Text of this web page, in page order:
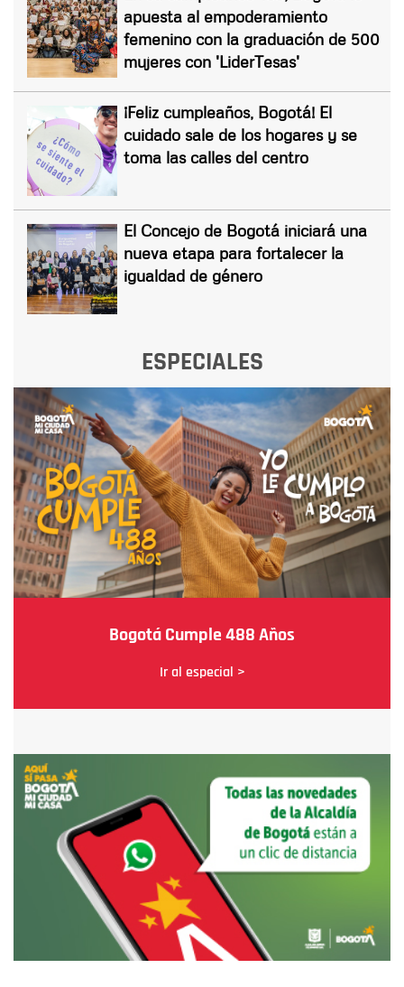
apuesta al empoderamiento
femenino con la graduación de 500
mujeres con 'LiderTesas'
¡Feliz cumpleaños, Bogotá! El
cuidado sale de los hogares y se
toma las calles del centro
El Concejo de Bogotá iniciará una
nueva etapa para fortalecer la
igualdad de género
ESPECIALES
Bogotá Cumple 488 Años
Ir al especial >